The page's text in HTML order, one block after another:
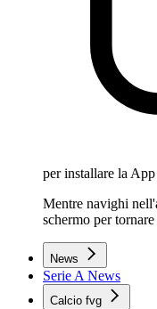
per installare la
Mentre navighi
schermo per
News
Serie A News
Calcio fvg